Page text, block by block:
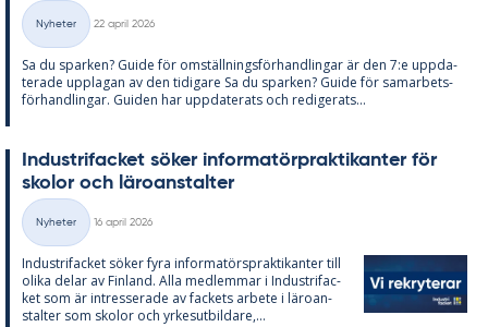
Kategorier
Nyheter
22 april 2026
Sa du spar­ken? Guide för om­ställ­nings­för­hand­ling­ar är den 7:e upp­da­
te­ra­de upp­la­gan av den ti­di­ga­re Sa du spar­ken? Guide för sam­ar­bets­
för­hand­ling­ar. Gui­den har upp­da­te­ra­ts och re­di­ge­ra­ts...
In­du­stri­fac­ket sö­ker in­for­ma­törprak­ti­kan­ter för
sko­lor och läro­an­stal­ter
Kategorier
Nyheter
16 april 2026
In­du­stri­fac­ket sö­ker fyra in­for­ma­tör­sprak­ti­kan­ter till
oli­ka de­lar av Fin­land. Alla med­lem­mar i In­du­stri­fac­
ket som är in­tres­se­ra­de av fac­kets ar­bete i läro­an­
stal­ter som sko­lor och yr­kes­ut­bil­da­re,...